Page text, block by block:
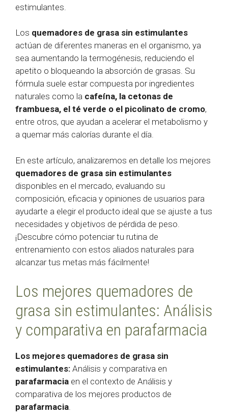
estimulantes.
Los quemadores de grasa sin estimulantes
actúan de diferentes maneras en el organismo, ya
sea aumentando la termogénesis, reduciendo el
apetito o bloqueando la absorción de grasas. Su
fórmula suele estar compuesta por ingredientes
naturales como la cafeína, la cetonas de
frambuesa, el té verde o el picolinato de cromo,
entre otros, que ayudan a acelerar el metabolismo y
a quemar más calorías durante el día.
En este artículo, analizaremos en detalle los mejores
quemadores de grasa sin estimulantes
disponibles en el mercado, evaluando su
composición, eficacia y opiniones de usuarios para
ayudarte a elegir el producto ideal que se ajuste a tus
necesidades y objetivos de pérdida de peso.
¡Descubre cómo potenciar tu rutina de
entrenamiento con estos aliados naturales para
alcanzar tus metas más fácilmente!
Los mejores quemadores de
grasa sin estimulantes: Análisis
y comparativa en parafarmacia
Los mejores quemadores de grasa sin
estimulantes: Análisis y comparativa en
parafarmacia en el contexto de Análisis y
comparativa de los mejores productos de
parafarmacia.